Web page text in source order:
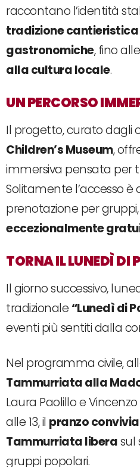
raccontano l’identità
tradizione cantieristica
gastronomiche, fino alle
alla cultura locale.
UN PERCORSO
Il progetto, curato dagli
Children’s Museum,
immersiva pensata per
Solitamente l’accesso è
prenotazione per
eccezionalmente
TORNA IL LUNEDÌ DI
Il giorno successivo,
tradizionale “Lunedì di
eventi più sentiti dalla
Nel programma civile,
Tammurriata alla
Laura Paolillo e
alle 13, il pranzo
Tammurriata liberasul
gruppi popolari.